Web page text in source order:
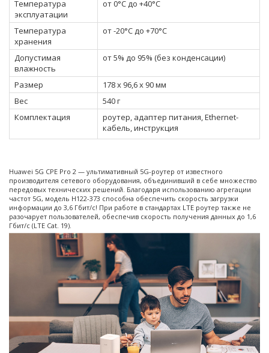
Температура
эксплуатации
от 0°С до +40°С
Температура
хранения
от -20°С до +70°С
Допустимая
влажность
от 5% до 95% (без конденсации)
Размер
178 x 96,6 x 90 мм
Вес
540 г
Комплектация
роутер, адаптер питания, Ethernet-
кабель, инструкция
Huawei 5G CPE Pro 2 — ультимативный 5G-роутер от известного
производителя сетевого оборудования, объединивший в себе множество
передовых технических решений. Благодаря использованию агрегации
частот 5G, модель H122-373 способна обеспечить скорость загрузки
информации до 3,6 Гбит/с! При работе в стандартах LTE роутер также не
разочарует пользователей, обеспечив скорость получения данных до 1,6
Гбит/с (LTE Cat. 19).